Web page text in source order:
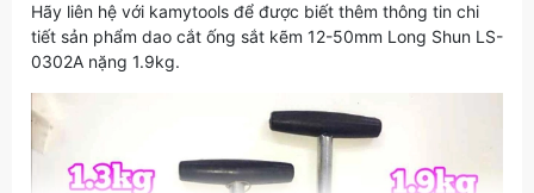
Hãy liên hệ với kamytools để được biết thêm thông tin chi
tiết sản phẩm dao cắt ống sắt kẽm 12-50mm Long Shun LS-
0302A nặng 1.9kg.